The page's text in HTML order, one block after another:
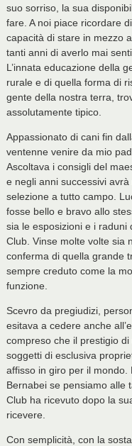
suo sorriso, la sua
fare. A noi piace ricordare
capacità di stare in mezzo
tanti anni di averlo mai
L’innata educazione della
rurale e di quella forma di
gente della nostra terra,
assolutamente tipico.
Appassionato di cani fin
ventenne venire da mio
Ascoltava i consigli del
e negli anni successivi
selezione a tutto campo.
fosse bello e bravo allo
sia le esposizioni e i raduni
Club. Vinse molte volte sia
conferma di quella grande
sempre creduto come la
funzione.
Scevro da pregiudizi,
esitava a cedere anche
compreso che il prestigio
soggetti di esclusiva
affisso in giro per il
Bernabei se pensiamo alle
Club ha ricevuto dopo la
ricevere.
Con semplicità, con la